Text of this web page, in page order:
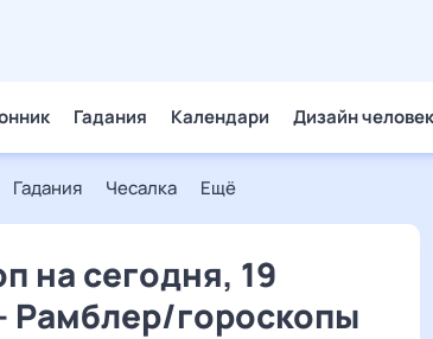
Гадания Календари Дизайн
Гадания Чесалка Ещё
на сегодня, 19
Рамблер/гороскопы